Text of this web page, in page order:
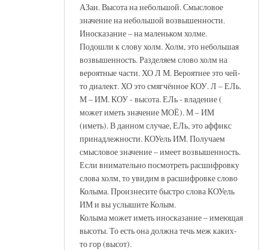
АЗан. Высота на небольшой. Смысловое
значение на небольшой возвышенности.
Иносказание – на маленьком холме.
Подошли к слову холм. Холм, это небольшая
возвышенность. Разделяем слово холм на
вероятные части. ХО Л М. Вероятнее это чей-
то диалект. ХО это смягчённое КОУ. Л – ЕЛь.
М – ИМ. КОУ - высота. ЕЛь - владение (
может иметь значение МОЁ). М – ИМ
(иметь). В данном случае, ЕЛь, это аффикс
принадлежности. КОУель ИМ. Получаем
смысловое значение – имеет возвышенность.
Если внимательно посмотреть расшифровку
слова холм, то увидим в расшифровке слово
Колыма. Произнесите быстро слова КОУель
ИМ и вы услышите Колым.
Колыма может иметь иносказание – имеющая
высоты. То есть она должна течь меж каких-
то гор (высот).